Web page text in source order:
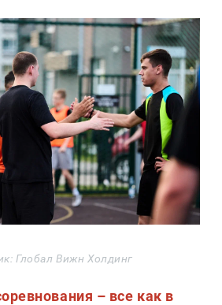
Глобал Вижн Холдинг
– все как в